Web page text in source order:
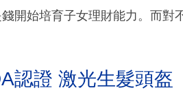
開始培育子女理財能力。而對
認證 激光生髮頭盔